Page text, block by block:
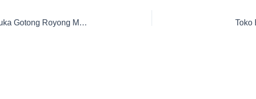
Toko Bunga di sekitar Rumah Duka Gotong Royong Malang Toko